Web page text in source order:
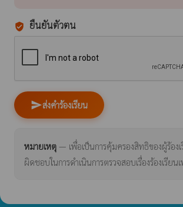
verified_user ยืนยันตัวตน
sendส่งคำร้องเรียน
หมายเหตุ — เพื่อเป็นการคุ้มครองสิทธิของผู้ร้อ
ผิดชอบในการดำเนินการตรวจสอบเรื่องร้องเรีย